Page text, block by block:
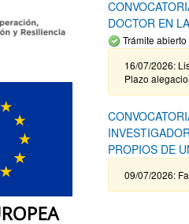
DOCTOR EN
Trámite
16/07/2026:
Plazo
PROPIOS DE
09/07/2026: